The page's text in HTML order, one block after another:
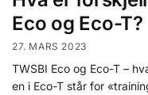
Eco og Eco-T?
27. MARS 2023
TWSBI Eco og Eco-T –
en i Eco-T står for